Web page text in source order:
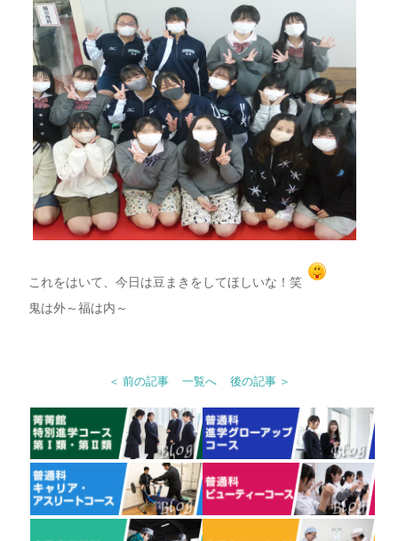
これをはいて、今日は豆まきをしてほしいな！笑
鬼は外～福は内～
＜ 前の記事 一覧へ 後の記事 ＞